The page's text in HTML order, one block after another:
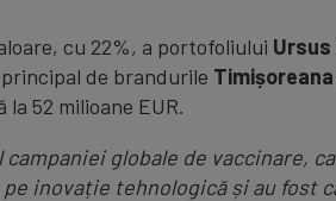
cu 22%, a portofoliului Ursus
de brandurile Timișoreana
52 milioane EUR.
globale de vaccinare,
inovație tehnologică și au fost